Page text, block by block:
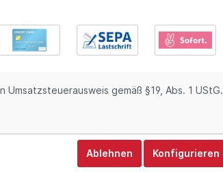
Umsatzsteuerausweis gemäß §19, Abs. 1 UStG.
Ablehnen Konfigurieren